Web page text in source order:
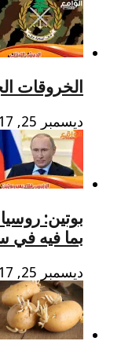
الخروقات
ديسمبر 25, 2017
بوتين:
بما فيه في
ديسمبر 25, 2017